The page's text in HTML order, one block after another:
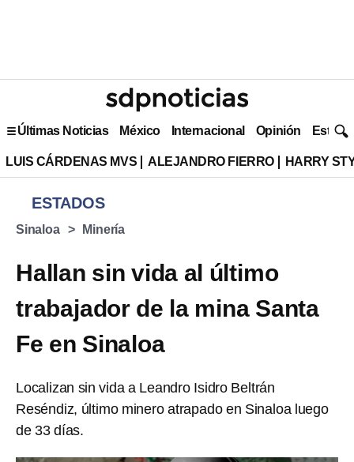
Últimas Noticias México Internacional Opinión Estilo
LUIS CÁRDENAS MVS ALEJANDRO FIERRO HARRY
ESTADOS
Sinaloa Minería
Hallan sin vida al último
trabajador de la mina Santa
Fe en Sinaloa
Localizan sin vida a Leandro Isidro Beltrán
Reséndiz, último minero atrapado en Sinaloa luego
de 33 días.